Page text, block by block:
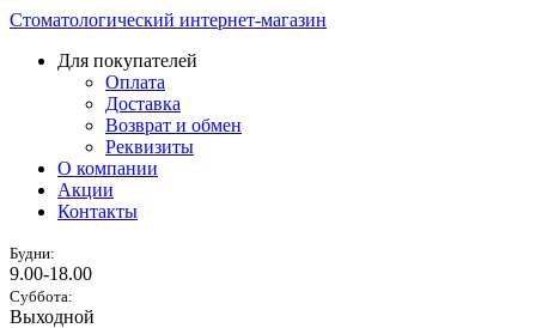
Стоматологический интернет-магазин
Для покупателей
Оплата
Доставка
Возврат и обмен
Реквизиты
О компании
Акции
Контакты
Будни:
9.00-18.00
Суббота:
Выходной